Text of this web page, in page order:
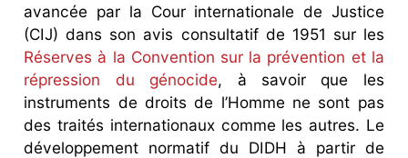
avancée par la Cour internationale de Justice
(CIJ) dans son avis consultatif de 1951 sur les
Réserves à la Convention sur la prévention et la
répression du génocide, à savoir que les
instruments de droits de l’Homme ne sont pas
des traités internationaux comme les autres. Le
développement normatif du DIDH à partir de